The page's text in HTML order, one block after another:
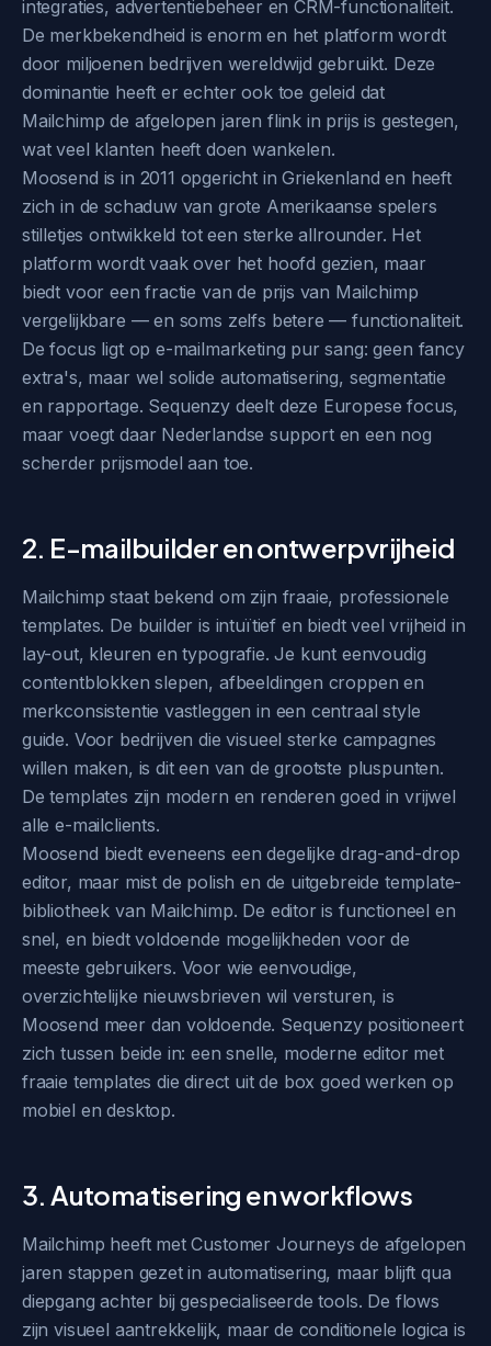
integraties, advertentiebeheer en CRM-functionaliteit.
De merkbekendheid is enorm en het platform wordt
door miljoenen bedrijven wereldwijd gebruikt. Deze
dominantie heeft er echter ook toe geleid dat
Mailchimp de afgelopen jaren flink in prijs is gestegen,
wat veel klanten heeft doen wankelen.
Moosend is in 2011 opgericht in Griekenland en heeft
zich in de schaduw van grote Amerikaanse spelers
stilletjes ontwikkeld tot een sterke allrounder. Het
platform wordt vaak over het hoofd gezien, maar
biedt voor een fractie van de prijs van Mailchimp
vergelijkbare — en soms zelfs betere — functionaliteit.
De focus ligt op e-mailmarketing pur sang: geen fancy
extra's, maar wel solide automatisering, segmentatie
en rapportage. Sequenzy deelt deze Europese focus,
maar voegt daar Nederlandse support en een nog
scherder prijsmodel aan toe.
2. E-mailbuilder en ontwerpvrijheid
Mailchimp staat bekend om zijn fraaie, professionele
templates. De builder is intuïtief en biedt veel vrijheid in
lay-out, kleuren en typografie. Je kunt eenvoudig
contentblokken slepen, afbeeldingen croppen en
merkconsistentie vastleggen in een centraal style
guide. Voor bedrijven die visueel sterke campagnes
willen maken, is dit een van de grootste pluspunten.
De templates zijn modern en renderen goed in vrijwel
alle e-mailclients.
Moosend biedt eveneens een degelijke drag-and-drop
editor, maar mist de polish en de uitgebreide template-
bibliotheek van Mailchimp. De editor is functioneel en
snel, en biedt voldoende mogelijkheden voor de
meeste gebruikers. Voor wie eenvoudige,
overzichtelijke nieuwsbrieven wil versturen, is
Moosend meer dan voldoende. Sequenzy positioneert
zich tussen beide in: een snelle, moderne editor met
fraaie templates die direct uit de box goed werken op
mobiel en desktop.
3. Automatisering en workflows
Mailchimp heeft met Customer Journeys de afgelopen
jaren stappen gezet in automatisering, maar blijft qua
diepgang achter bij gespecialiseerde tools. De flows
zijn visueel aantrekkelijk, maar de conditionele logica is